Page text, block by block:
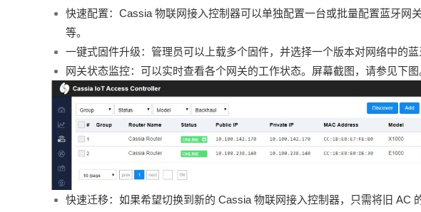
快速配置：Cassia 物联网接入控制器可以单独配置一台或批量配置蓝牙网
等。
一键式固件升级：管理员可以上载多个固件， 并选择一个版本对网络中的蓝
网关状态监控：可以实时查看各个网关的工作状态。屏幕截图，请参见下图
快速迁移：如果希望切换到新的 Cassia 物联网接入控制器，只需将旧 AC